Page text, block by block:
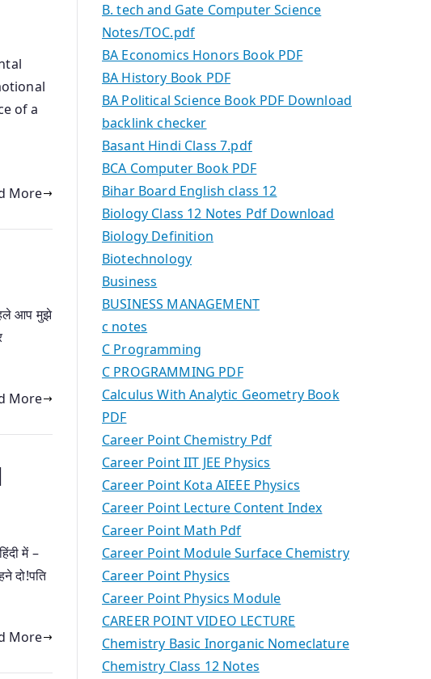
of a
More
आप मुझे
More
में –
दो!पति
More
B. tech and Gate Computer Science
Notes/TOC.pdf
BA Economics Honors Book PDF
BA History Book PDF
BA Political Science Book PDF Download
backlink checker
Basant Hindi Class 7.pdf
BCA Computer Book PDF
Bihar Board English class 12
Biology Class 12 Notes Pdf Download
Biology Definition
Biotechnology
Business
BUSINESS MANAGEMENT
c notes
C Programming
C PROGRAMMING PDF
Calculus With Analytic Geometry Book
PDF
Career Point Chemistry Pdf
Career Point IIT JEE Physics
Career Point Kota AIEEE Physics
Career Point Lecture Content Index
Career Point Math Pdf
Career Point Module Surface Chemistry
Career Point Physics
Career Point Physics Module
CAREER POINT VIDEO LECTURE
Chemistry Basic Inorganic Nomeclature
Chemistry Class 12 Notes